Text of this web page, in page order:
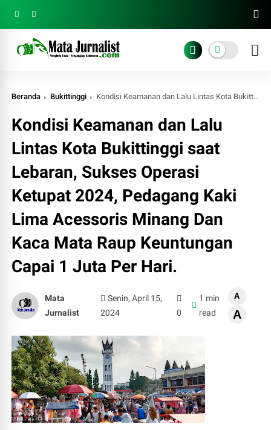
Beranda Bukittinggi Kondisi Keamanan dan Lalu Lintas Kota Bukittinggi saat Lebaran, Sukses Operasi Ketupat 2024, Pedagang Kaki Lima Acessoris Minang Dan Kaca Mata Raup Keuntungan Capai 1 Juta Per Hari.
Kondisi Keamanan dan Lalu
Lintas Kota Bukittinggi saat
Lebaran, Sukses Operasi
Ketupat 2024, Pedagang Kaki
Lima Acessoris Minang Dan
Kaca Mata Raup Keuntungan
Capai 1 Juta Per Hari.
Mata
Jurnalist
Senin, April 15,
2024
0
1 min
read
A
A